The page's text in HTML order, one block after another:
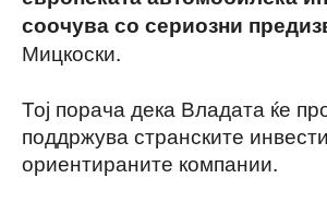
соочува со сериозни
Мицкоски.
Тој порача дека Владата ќе
поддржува странските
ориентираните компании.